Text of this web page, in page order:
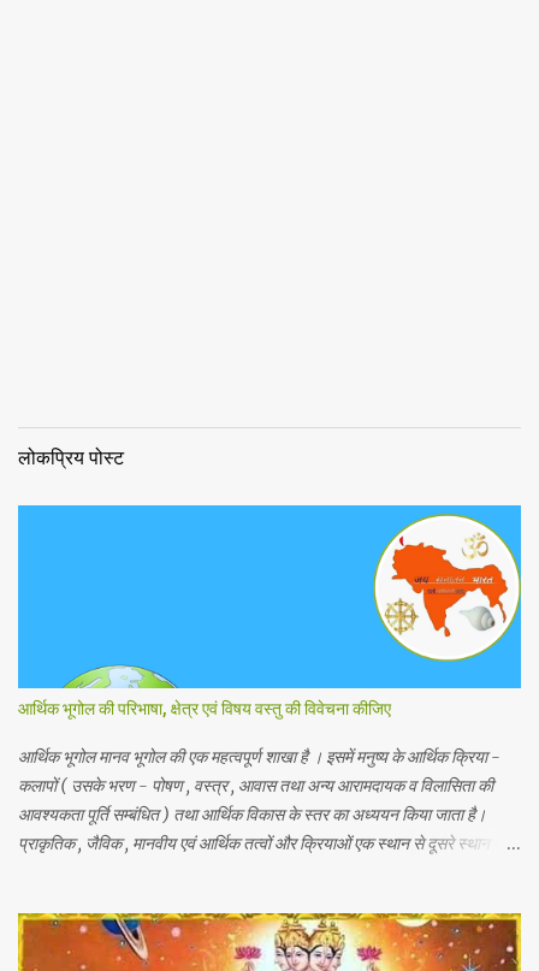
लोकप्रिय पोस्ट
आर्थिक भूगोल की परिभाषा, क्षेत्र एवं विषय वस्तु की विवेचना कीजिए
आर्थिक भूगोल मानव भूगोल की एक महत्वपूर्ण शाखा है । इसमें मनुष्य के आर्थिक क्रिया -
कलापों ( उसके भरण - पोषण , वस्त्र , आवास तथा अन्य आरामदायक व विलासिता की
आवश्यकता पूर्ति सम्बंधित ) तथा आर्थिक विकास के स्तर का अध्ययन किया जाता है।
प्राकृतिक , जैविक , मानवीय एवं आर्थिक तत्वों और क्रियाओं एक स्थान से दूसरे स्थान पर
विद्वानों ने निम्नलिखित प्रमुख परिभाषाएं दी है। 1.प्रो . ब्राउन के शब्दों में - आर्थिक भूगोल
की वह शाखा है जिसमें प्राकृतिक वातावरण ( जड़ और चेतन ) के मनुष्य की आर्थिक